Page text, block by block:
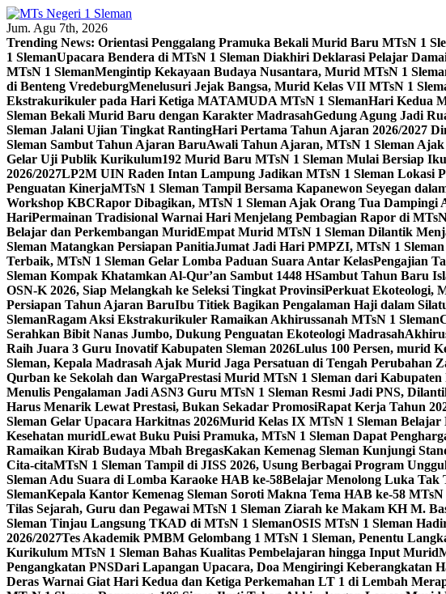
Skip
to
content
Jum. Agu 7th, 2026
Trending News: Orientasi Penggalang Pramuka Bekali Murid Baru MTsN 1
1 SlemanUpacara Bendera di MTsN 1 Sleman Diakhiri Deklarasi Pelajar
MTsN 1 SlemanMengintip Kekayaan Budaya Nusantara, Murid MTsN 1
di Benteng VredeburgMenelusuri Jejak Bangsa, Murid Kelas VII MTsN 1
Ekstrakurikuler pada Hari Ketiga MATAMUDA MTsN 1 SlemanHari Kedua
Sleman Bekali Murid Baru dengan Karakter MadrasahGedung Agung Jadi
Sleman Jalani Ujian Tingkat RantingHari Pertama Tahun Ajaran 2026/2027
Sleman Sambut Tahun Ajaran BaruAwali Tahun Ajaran, MTsN 1 Sleman
Gelar Uji Publik Kurikulum192 Murid Baru MTsN 1 Sleman Mulai Bersiap
2026/2027LP2M UIN Raden Intan Lampung Jadikan MTsN 1 Sleman Lokasi
Penguatan KinerjaMTsN 1 Sleman Tampil Bersama Kapanewon Seyegan
Workshop KBCRapor Dibagikan, MTsN 1 Sleman Ajak Orang Tua Dampingi
HariPermainan Tradisional Warnai Hari Menjelang Pembagian Rapor di
Belajar dan Perkembangan MuridEmpat Murid MTsN 1 Sleman Dilantik
Sleman Matangkan Persiapan PanitiaJumat Jadi Hari PMPZI, MTsN 1
Terbaik, MTsN 1 Sleman Gelar Lomba Paduan Suara Antar KelasPengajian
Sleman Kompak Khatamkan Al-Qur’an Sambut 1448 HSambut Tahun Baru
OSN-K 2026, Siap Melangkah ke Seleksi Tingkat ProvinsiPerkuat Ekoteologi,
Persiapan Tahun Ajaran BaruIbu Titiek Bagikan Pengalaman Haji dalam
SlemanRagam Aksi Ekstrakurikuler Ramaikan Akhirussanah MTsN 1 Sleman
Serahkan Bibit Nanas Jumbo, Dukung Penguatan Ekoteologi Madrasah
Raih Juara 3 Guru Inovatif Kabupaten Sleman 2026Lulus 100 Persen, murid
Sleman, Kepala Madrasah Ajak Murid Jaga Persatuan di Tengah Perubahan
Qurban ke Sekolah dan WargaPrestasi Murid MTsN 1 Sleman dari
Menulis Pengalaman Jadi ASN3 Guru MTsN 1 Sleman Resmi Jadi PNS,
Harus Menarik Lewat Prestasi, Bukan Sekadar PromosiRapat Kerja Tahun
Sleman Gelar Upacara Harkitnas 2026Murid Kelas IX MTsN 1 Sleman Belajar
Kesehatan muridLewat Buku Puisi Pramuka, MTsN 1 Sleman Dapat
Ramaikan Kirab Budaya Mbah BregasKakan Kemenag Sleman Kunjungi
Cita-citaMTsN 1 Sleman Tampil di JISS 2026, Usung Berbagai Program
Sleman Adu Suara di Lomba Karaoke HAB ke-58Belajar Menolong Luka Tak
SlemanKepala Kantor Kemenag Sleman Soroti Makna Tema HAB ke-58 MTsN
Tilas Sejarah, Guru dan Pegawai MTsN 1 Sleman Ziarah ke Makam KH M.
Sleman Tinjau Langsung TKAD di MTsN 1 SlemanOSIS MTsN 1 Sleman
2026/2027Tes Akademik PMBM Gelombang 1 MTsN 1 Sleman, Penentu
Kurikulum MTsN 1 Sleman Bahas Kualitas Pembelajaran hingga Input Murid
Pengangkatan PNSDari Lapangan Upacara, Doa Mengiringi Keberangkatan
Deras Warnai Giat Hari Kedua dan Ketiga Perkemahan LT 1 di Lembah